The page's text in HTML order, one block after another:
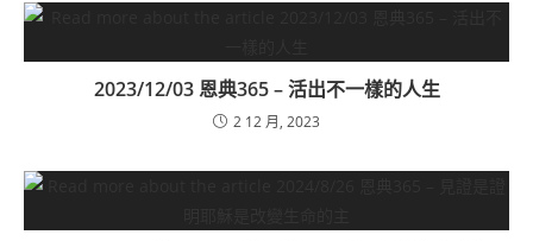
2023/12/03 恩典365 – 活出不一樣的人生
2 12 月, 2023